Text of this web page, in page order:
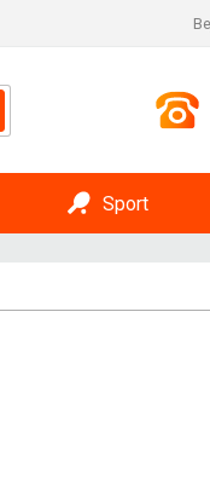
Sport